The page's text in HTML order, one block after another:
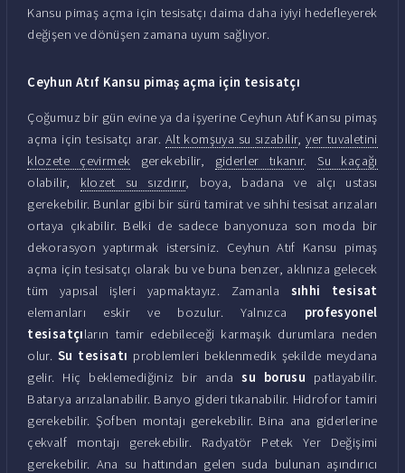
Kansu pimaş açma için tesisatçı daima daha iyiyi hedefleyerek
değişen ve dönüşen zamana uyum sağlıyor.
Ceyhun Atıf Kansu pimaş açma için tesisatçı
Çoğumuz bir gün evine ya da işyerine Ceyhun Atıf Kansu pimaş
açma için tesisatçı arar. Alt komşuya su sızabilir,yer tuvaletini
klozete çevirmek gerekebilir, giderler tıkanır.Su kaçağı
olabilir, klozet su sızdırır, boya, badana ve alçı ustası
gerekebilir. Bunlar gibi bir sürü tamirat ve sıhhi tesisat arızaları
ortaya çıkabilir. Belki de sadece banyonuza son moda bir
dekorasyon yaptırmak istersiniz. Ceyhun Atıf Kansu pimaş
açma için tesisatçı olarak bu ve buna benzer, aklınıza gelecek
tüm yapısal işleri yapmaktayız. Zamanla sıhhi tesisat
elemanları eskir ve bozulur. Yalnızca profesyonel
tesisatçıların tamir edebileceği karmaşık durumlara neden
olur. Su tesisatı problemleri beklenmedik şekilde meydana
gelir. Hiç beklemediğiniz bir andasu borusu patlayabilir.
Batarya arızalanabilir. Banyo gideri tıkanabilir. Hidrofor tamiri
gerekebilir. Şofben montajı gerekebilir. Bina ana giderlerine
çekvalf montajı gerekebilir. Radyatör Petek Yer Değişimi
gerekebilir. Ana su hattından gelen suda bulunan aşındırıcı